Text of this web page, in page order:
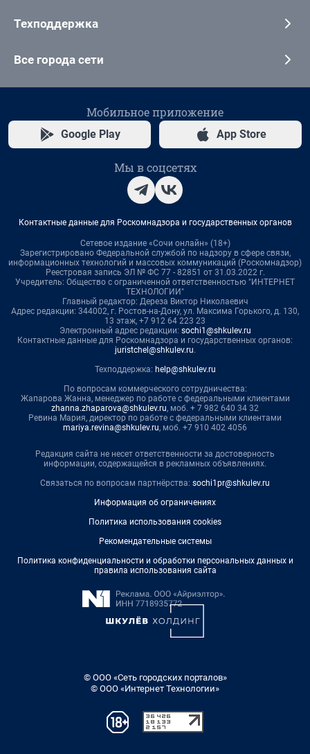
Техподдержка
Все города сети
Мобильное приложение
Google Play App Store
Мы в соцсетях
Контактные данные для Роскомнадзора и государственных органов
Сетевое издание «Сочи онлайн» (18+)
Зарегистрировано Федеральной службой по надзору в сфере связи,
информационных технологий и массовых коммуникаций (Роскомнадзор)
Реестровая запись ЭЛ № ФС 77 - 82851 от 31.03.2022 г.
Учредитель: Общество с ограниченной ответственностью "ИНТЕРНЕТ
ТЕХНОЛОГИИ"
Главный редактор: Дереза Виктор Николаевич
Адрес редакции: 344002, г. Ростов-на-Дону, ул. Максима Горького, д. 130,
13 этаж, +7 912 64 223 23
Электронный адрес редакции: sochi1@shkulev.ru
Контактные данные для Роскомнадзора и государственных органов:
juristchel@shkulev.ru.
Техподдержка: help@shkulev.ru
По вопросам коммерческого сотрудничества:
Жапарова Жанна, менеджер по работе с федеральными клиентами
zhanna.zhaparova@shkulev.ru, моб. + 7 982 640 34 32
Ревина Мария, директор по работе с федеральными клиентами
mariya.revina@shkulev.ru, моб. +7 910 402 4056
Редакция сайта не несет ответственности за достоверность
информации, содержащейся в рекламных объявлениях.
Связаться по вопросам партнёрства: sochi1pr@shkulev.ru
Информация об ограничениях
Политика использования cookies
Рекомендательные системы
Политика конфиденциальности и обработки персональных данных и
правила использования сайта
© ООО «Сеть городских порталов»
© ООО «Интернет Технологии»